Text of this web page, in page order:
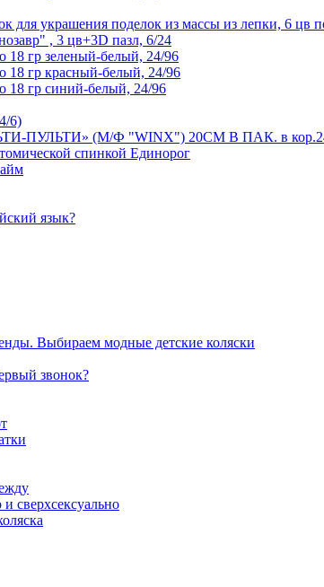
для украшения поделок из массы из лепки, 6 цв
, 3 цв+3D пазл, 6/24
18 гр зеленый-белый, 24/96
18 гр красный-белый, 24/96
18 гр синий-белый, 24/96
6)
ПУЛЬТИ» (М/Ф "WINX") 20СМ В ПАК. в
спинкой Единорог
язык?
Выбираем модные детские коляски
звонок?
сверхсексуально